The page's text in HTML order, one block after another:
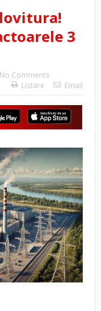
3
No Comments
Listare
Email